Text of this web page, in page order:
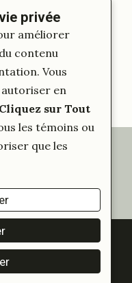
nos activités
réservés.
privée
améliorer
contenu
Vous
en
sur Tout
les témoins ou
que les